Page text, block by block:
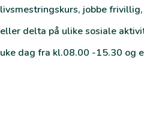
livsmestringskurs, jobbe
eller delta på ulike sosiale
uke dag fra kl.08.00 -15.30 og